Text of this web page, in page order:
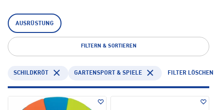
AUSRÜSTUNG
FILTERN & SORTIEREN
SCHILDKRÖT GARTENSPORT & SPIELE FILTER LÖSCHEN